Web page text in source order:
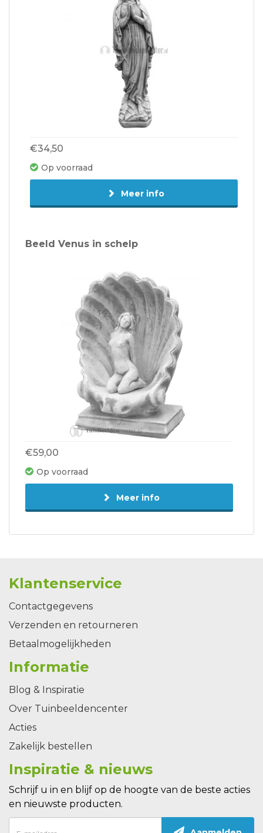
€34,50
Op voorraad
Meer info
Beeld Venus in schelp
€59,00
Op voorraad
Meer info
Klantenservice
Contactgegevens
Verzenden en retourneren
Betaalmogelijkheden
Informatie
Blog & Inspiratie
Over Tuinbeeldencenter
Acties
Zakelijk bestellen
Inspiratie & nieuws
Schrijf u in en blijf op de hoogte van de beste acties
en nieuwste producten.